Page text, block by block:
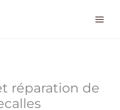
réparation de